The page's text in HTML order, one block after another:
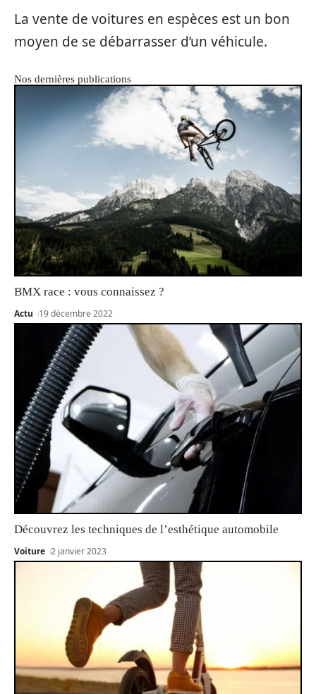
La vente de voitures en espèces est un bon
moyen de se débarrasser d’un véhicule.
Nos dernières publications
BMX race : vous connaissez ?
Actu 19 décembre 2022
Découvrez les techniques de l’esthétique automobile
Voiture 2 janvier 2023